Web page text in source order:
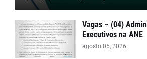
Vagas – (04)
Executivos na ANE
agosto 05, 2026